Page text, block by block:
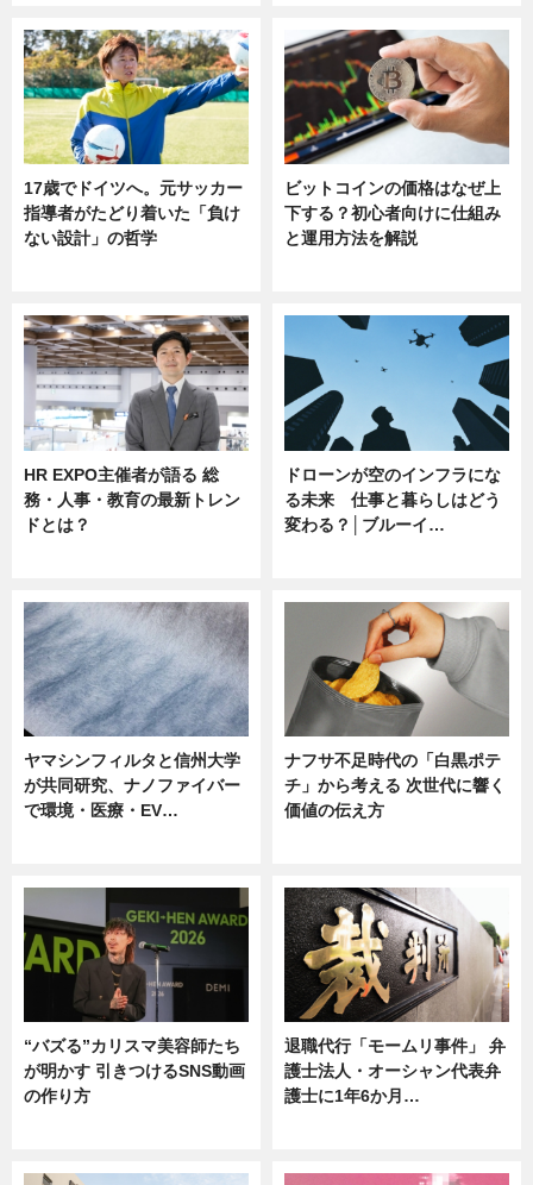
17歳でドイツへ。元サッカー
指導者がたどり着いた「負け
ない設計」の哲学
ビットコインの価格はなぜ上
下する？初心者向けに仕組み
と運用方法を解説
HR EXPO主催者が語る 総
務・人事・教育の最新トレン
ドとは？
ドローンが空のインフラにな
る未来 仕事と暮らしはどう
変わる？│ブルーイ…
ヤマシンフィルタと信州大学
が共同研究、ナノファイバー
で環境・医療・EV…
ナフサ不足時代の「白黒ポテ
チ」から考える 次世代に響く
価値の伝え方
“バズる”カリスマ美容師たち
が明かす 引きつけるSNS動画
の作り方
退職代行「モームリ事件」 弁
護士法人・オーシャン代表弁
護士に1年6か月…